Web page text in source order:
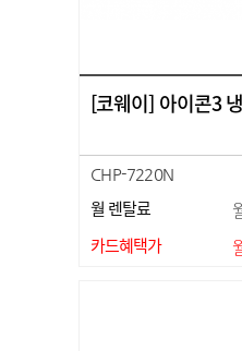
[코웨이] 아이콘3
CHP-7220N
월 렌탈료
카드혜택가